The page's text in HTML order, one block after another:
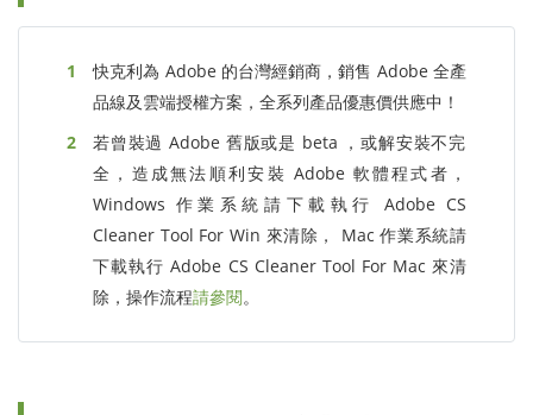
快克利為 Adobe 的台灣經銷商，銷售 Adobe 全產
品線及雲端授權方案，全系列產品優惠價供應中！
若曾裝過 Adobe 舊版或是 beta ，或解安裝不完
全，造成無法順利安裝 Adobe 軟體程式者，
Windows 作業系統請下載執行 Adobe CS
Cleaner Tool For Win 來清除， Mac 作業系統請
下載執行 Adobe CS Cleaner Tool For Mac 來清
除，操作流程請參閱。